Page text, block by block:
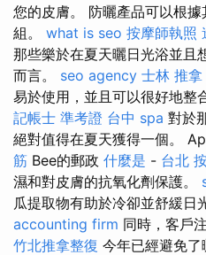
您的皮膚。 防曬產品可以根
組。 what is seo 按摩師執照
那些樂於在夏天曬日光浴並且
而言。 seo agency 士林 推拿
易於使用，並且可以很好地整
記帳士 準考證 台中 spa 對於
絕對值得在夏天獲得一個。
筋 Bee的郵政 什麼是 - 台北
濕和對皮膚的抗氧化劑保護。
瓜提取物有助於冷卻並舒緩日
accounting firm 同時，客戶
竹北推拿整復 今年已經避免